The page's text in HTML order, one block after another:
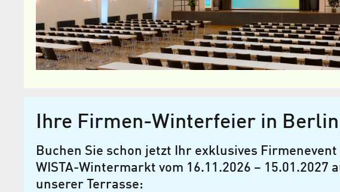
Ihre Firmen-Winterfeier in
Buchen Sie schon jetzt Ihr exklusives Firmenevent
WISTA-Wintermarkt vom 16.11.2026 – 15.01.2027
unserer Terrasse: